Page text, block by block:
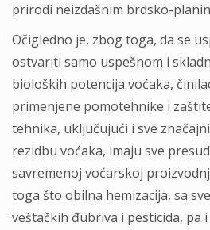
prirodi neizdašnim brdsko-
Očigledno je, zbog toga, da se
ostvariti samo uspešnom i
bioloških potencija voćaka,
primenjene pomotehnike i
tehnika, uključujući i sve
rezidbu voćaka, imaju sve
savremenoj voćarskoj
toga što obilna hemizacija, sa
veštačkih đubriva i pesticida, pa